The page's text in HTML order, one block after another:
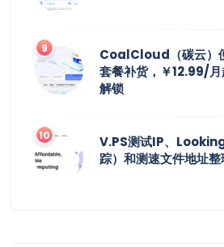
CoalCloud（碳云）
套餐补货，￥12.99/
解锁
V.PS测试IP、
踪）和测速文件地址整